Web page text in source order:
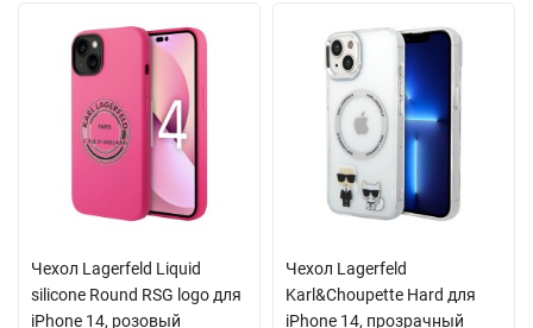
Чехол Lagerfeld Liquid
silicone Round RSG logo для
iPhone 14, розовый
Чехол Lagerfeld
Karl&Choupette Hard для
iPhone 14, прозрачный